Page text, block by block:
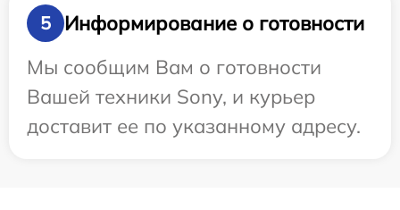
5
Информирование о готовности
Мы сообщим Вам о готовности
Вашей техники Sony, и курьер
доставит ее по указанному адресу.